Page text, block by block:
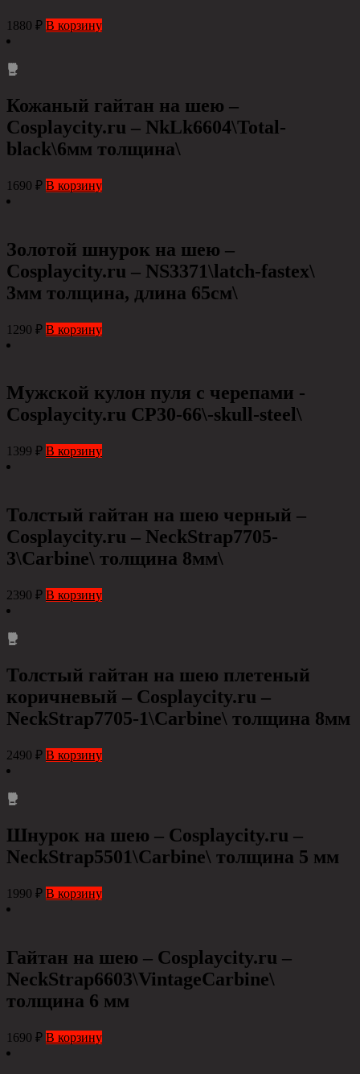
1880 ₽ В корзину
Кожаный гайтан на шею –
Сosplaycity.ru – NkLk6604\Total-
black\6мм толщина\
1690 ₽ В корзину
Золотой шнурок на шею –
Сosplaycity.ru – NS3371\latch-fastex\
3мм толщина, длина 65см\
1290 ₽ В корзину
Мужской кулон пуля с черепами -
Cosplaycity.ru CP30-66\-skull-steel\
1399 ₽ В корзину
Толстый гайтан на шею черный –
Cosplaycity.ru – NeckStrap7705-
3\Carbine\ толщина 8мм\
2390 ₽ В корзину
Толстый гайтан на шею плетеный
коричневый – Cosplaycity.ru –
NeckStrap7705-1\Carbine\ толщина 8мм
2490 ₽ В корзину
Шнурок на шею – Cosplaycity.ru –
NeckStrap5501\Carbine\ толщина 5 мм
1990 ₽ В корзину
Гайтан на шею – Cosplaycity.ru –
NeckStrap6603\VintageCarbine\
толщина 6 мм
1690 ₽ В корзину